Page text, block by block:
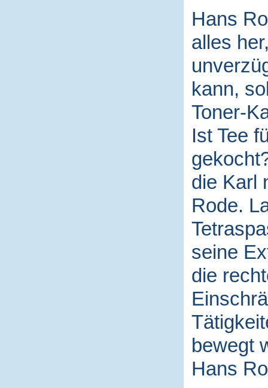
Hans
alles
kann,
Toner-
Ist Tee
die Karl
Rode.
seine
die
bewegt
Hans